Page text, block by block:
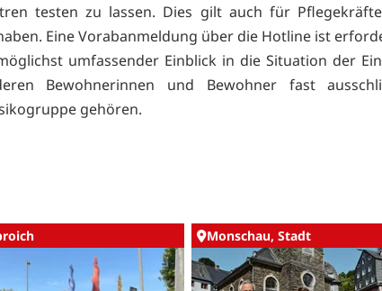
testen zu lassen. Dies gilt auch für
Eine Vorabanmeldung über die Hotline ist
umfassender Einblick in die Situation der
Bewohnerinnen und Bewohner fast
gehören.
Monschau, Stadt